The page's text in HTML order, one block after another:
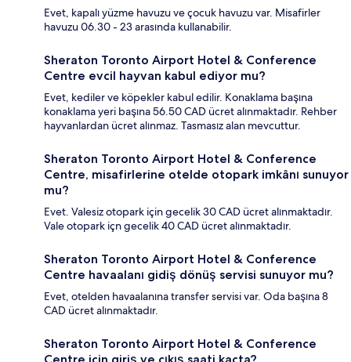
Evet, kapalı yüzme havuzu ve çocuk havuzu var. Misafirler
havuzu 06.30 - 23 arasında kullanabilir.
Sheraton Toronto Airport Hotel & Conference
Centre evcil hayvan kabul ediyor mu?
Evet, kediler ve köpekler kabul edilir. Konaklama başına
konaklama yeri başına 56.50 CAD ücret alınmaktadır. Rehber
hayvanlardan ücret alınmaz. Tasmasız alan mevcuttur.
Sheraton Toronto Airport Hotel & Conference
Centre, misafirlerine otelde otopark imkânı sunuyor
mu?
Evet. Valesiz otopark için gecelik 30 CAD ücret alınmaktadır.
Vale otopark içn gecelik 40 CAD ücret alınmaktadır.
Sheraton Toronto Airport Hotel & Conference
Centre havaalanı gidiş dönüş servisi sunuyor mu?
Evet, otelden havaalanına transfer servisi var. Oda başına 8
CAD ücret alınmaktadır.
Sheraton Toronto Airport Hotel & Conference